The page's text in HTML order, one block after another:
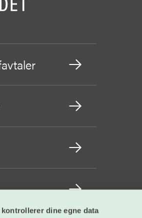
kontrollerer dine egne data